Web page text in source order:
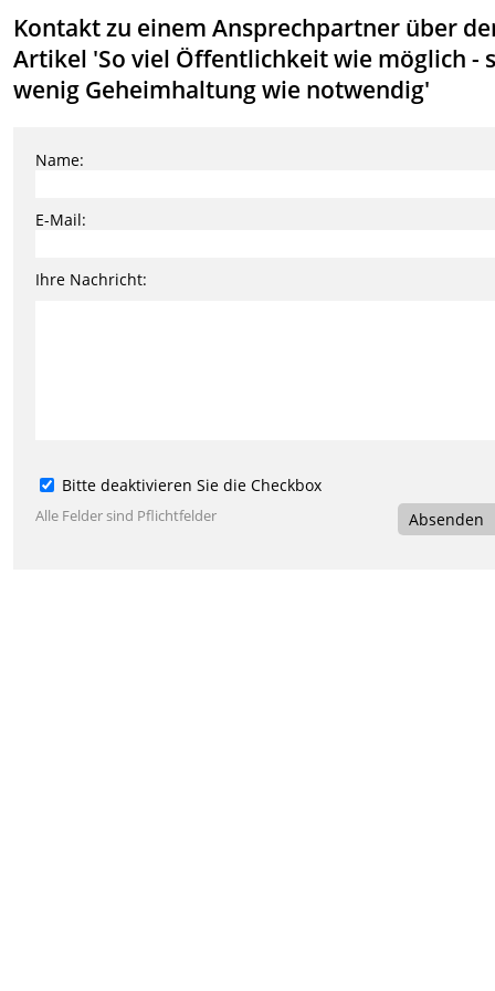
Kontakt zu einem Ansprechpartner über
Artikel 'So viel Öffentlichkeit wie möglich -
wenig Geheimhaltung wie notwendig'
Name:
E-Mail:
Ihre Nachricht:
Bitte deaktivieren Sie die Checkbox
Alle Felder sind Pflichtfelder Absenden